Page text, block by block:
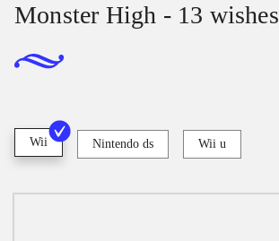
Monster High - 13 wishes
Wii Nintendo ds Wii u